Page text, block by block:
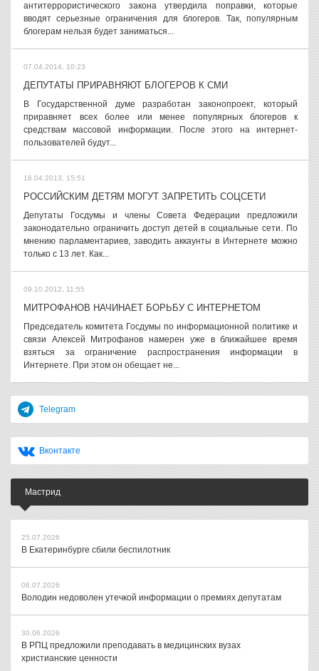
антитеррористического закона утвердила поправки, которые
вводят серьезные ограничения для блогеров. Так, популярным
блогерам нельзя будет заниматься...
07.04.2014, 10:23
ДЕПУТАТЫ ПРИРАВНЯЮТ БЛОГЕРОВ К СМИ
В Государственной думе разработан законопроект, который
приравняет всех более или менее популярных блогеров к
средствам массовой информации. После этого на интернет-
пользователей будут...
16.04.2013, 15:51
РОССИЙСКИМ ДЕТЯМ МОГУТ ЗАПРЕТИТЬ СОЦСЕТИ
Депутаты Госдумы и члены Совета Федерации предложили
законодательно ограничить доступ детей в социальные сети. По
мнению парламентариев, заводить аккаунты в Интернете можно
только с 13 лет. Как...
09.10.2012, 11:55
МИТРОФАНОВ НАЧИНАЕТ БОРЬБУ С ИНТЕРНЕТОМ
Председатель комитета Госдумы по информационной политике и
связи Алексей Митрофанов намерен уже в ближайшее время
взяться за ограничение распространения информации в
Интернете. При этом он обещает не...
Telegram
Вконтакте
Мастрид
25.07.2026
В Екатеринбурге сбили беспилотник
08.07.2026
Володин недоволен утечкой информации о премиях депутатам
30.06.2026
В РПЦ предложили преподавать в медицинских вузах
христианские ценности